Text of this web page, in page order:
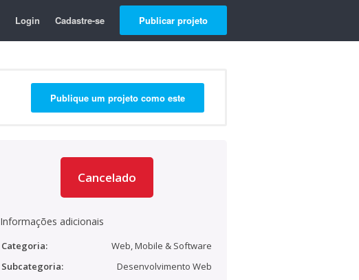
Login Cadastre-se Publicar projeto
Publique um projeto como este
Cancelado
Informações adicionais
Categoria:
Web, Mobile & Software
Subcategoria:
Desenvolvimento Web